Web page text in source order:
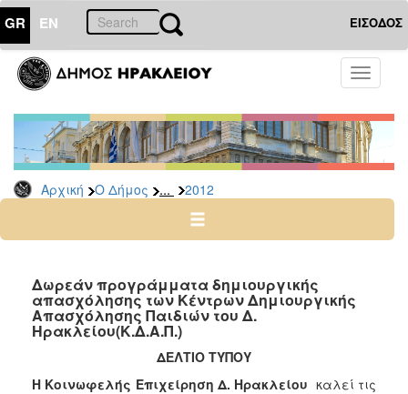
GR EN ΕΙΣΟΔΟΣ
Toggle
Αρχική Ο Δήμος ... 2012
ΔΗΜΟΣ
Δελτία
Τύπου
Αρχείο
2026
2024
2022
2021
2019
Δωρεάν προγράμματα δημιουργικής
απασχόλησης των Κέντρων Δημιουργικής
Απασχόλησης Παιδιών του Δ.
Ηρακλείου(Κ.Δ.Α.Π.)
ΔΕΛΤΙΟ ΤΥΠΟΥ
Η Κοινωφελής Επιχείρηση Δ. Ηρακλείου καλεί τις